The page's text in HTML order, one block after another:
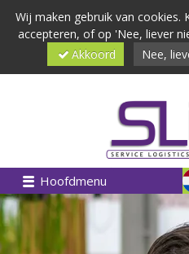
Wij maken gebruik van cookies.
accepteren, of op 'Nee, liever
Akkoord
Nee,
Hoofdmenu